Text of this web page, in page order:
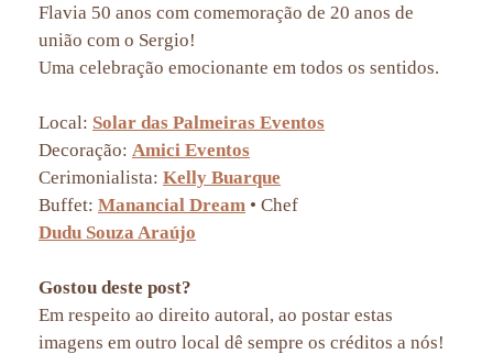
Flavia 50 anos com comemoração de 20 anos de
união com o Sergio!
Uma celebração emocionante em todos os sentidos.
Local: Solar das Palmeiras Eventos
Decoração: Amici Eventos
Cerimonialista: Kelly Buarque
Buffet: Manancial Dream • Chef
Dudu Souza Araújo
Gostou deste post?
Em respeito ao direito autoral, ao postar estas
imagens em outro local dê sempre os créditos a nós!